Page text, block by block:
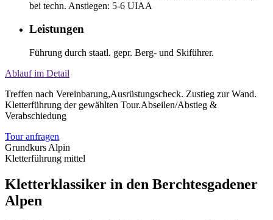
bei techn. Anstiegen: 5-6 UIAA
Leistungen
Führung durch staatl. gepr. Berg- und Skiführer.
Ablauf im Detail
Treffen nach Vereinbarung,Ausrüstungscheck. Zustieg zur Wand.
Kletterführung der gewählten Tour.Abseilen/Abstieg &
Verabschiedung
Tour anfragen
Grundkurs Alpin
Kletterführung mittel
Kletterklassiker in den Berchtesgadener
Alpen